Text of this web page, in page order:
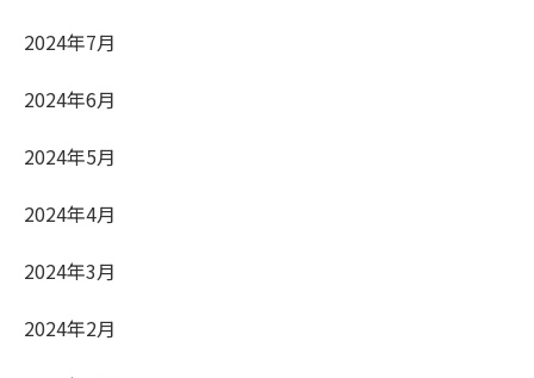
2024年7月
2024年6月
2024年5月
2024年4月
2024年3月
2024年2月